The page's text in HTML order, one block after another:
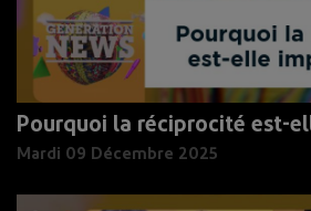
Pourquoi la réciprocité est-
Mardi 09 Décembre 2025